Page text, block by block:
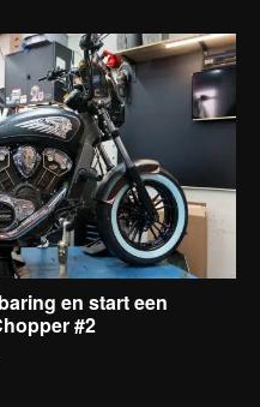
en start een
#2